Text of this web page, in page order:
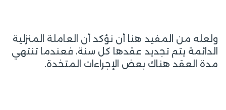
ولعله من المفيد هنا أن نؤكد أن العاملة المنزلية
الدائمة يتم تجديد عقدها كل سنة، فعندما تنتهي
مدة العقد هناك بعض الإجراءات المتخدة.